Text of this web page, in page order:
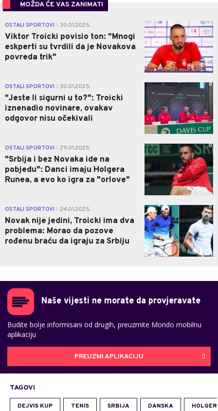
MOŽDA ĆE VAS ZANIMATI
OSTALI SPORTOVI 30.01.2025.
Viktor Troicki povisio ton: "Mnogi
eskperti su tvrdili da je Novakova
povreda trik"
0
OSTALI SPORTOVI 30.01.2025.
"Jeste li sigurni u to?": Troicki
iznenadio novinare, ovakav
odgovor nisu očekivali
0
OSTALI SPORTOVI 29.01.2025.
"Srbija i bez Novaka ide na
pobjedu": Danci imaju Holgera
Runea, a evo ko igra za "orlove"
0
OSTALI SPORTOVI 24.01.2025.
Novak nije jedini, Troicki ima dva
problema: Morao da pozove
rođenu braću da igraju za Srbiju
0
Naše vijesti ne morate da provjeravate
Budite bolje informisani od drugih, preuzmite Mondo mobilnu
aplikaciju
PREUZMI APLIKACIJU
TAGOVI
DEJVIS KUP TENIS SRBIJA DANSKA